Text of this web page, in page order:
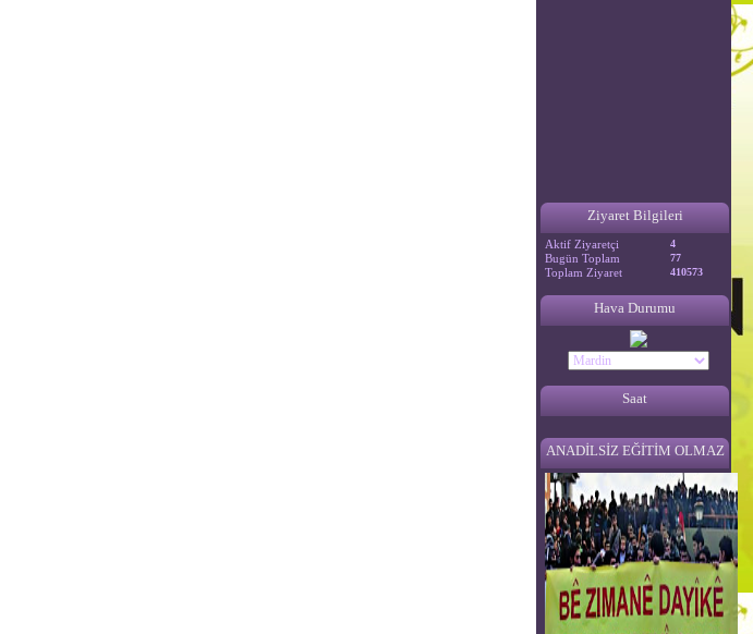
Ziyaret Bilgileri
Aktif Ziyaretçi 4
Bugün Toplam 77
Toplam Ziyaret 410573
Hava Durumu
Saat
ANADİLSİZ EĞİTİM OLMAZ